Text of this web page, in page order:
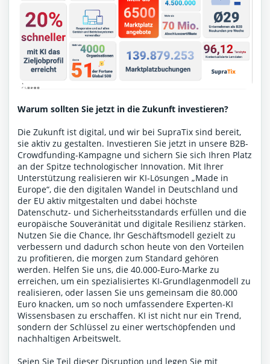
Warum sollten Sie jetzt in die Zukunft investieren?
Die Zukunft ist digital, und wir bei SupraTix sind bereit,
sie aktiv zu gestalten. Investieren Sie jetzt in unsere B2B-
Crowdfunding-Kampagne und sichern Sie sich Ihren Platz
an der Spitze technologischer Innovation. Mit Ihrer
Unterstützung realisieren wir KI-Lösungen „Made in
Europe“, die den digitalen Wandel in Deutschland und
der EU aktiv mitgestalten und dabei höchste
Datenschutz- und Sicherheitsstandards erfüllen und die
europäische Souveränität und digitale Resilienz stärken.
Nutzen Sie die Chance, Ihr Geschäftsmodell gezielt zu
verbessern und dadurch schon heute von den Vorteilen
zu profitieren, die morgen zum Standard gehören
werden. Helfen Sie uns, die 40.000-Euro-Marke zu
erreichen, um ein spezialisiertes KI-Grundlagenmodell zu
realisieren, oder lassen Sie uns gemeinsam die 80.000
Euro knacken, um so noch umfassendere Experten-KI
Wissensbasen zu erschaffen. KI ist nicht nur ein Trend,
sondern der Schlüssel zu einer wertschöpfenden und
nachhaltigen Arbeitswelt.
Seien Sie Teil dieser Disruption und legen Sie mit